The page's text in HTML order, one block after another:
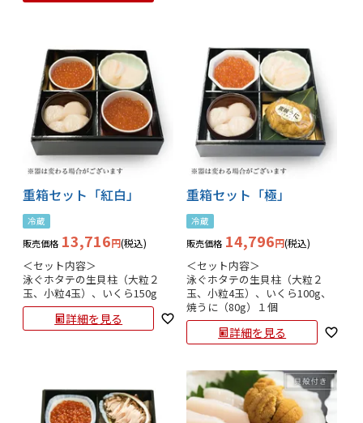
重箱セット「紅白」
冷蔵
販売価格 13,716 税込
＜セット内容＞
泳ぐホタテの生貝柱（大粒２
玉、小粒4玉）、いくら150g
詳細を見る
重箱セット「極」
冷蔵
販売価格 14,796 税込
＜セット内容＞
泳ぐホタテの生貝柱（大粒２
玉、小粒4玉）、いくら100g、
焼うに（80g）１個
詳細を見る